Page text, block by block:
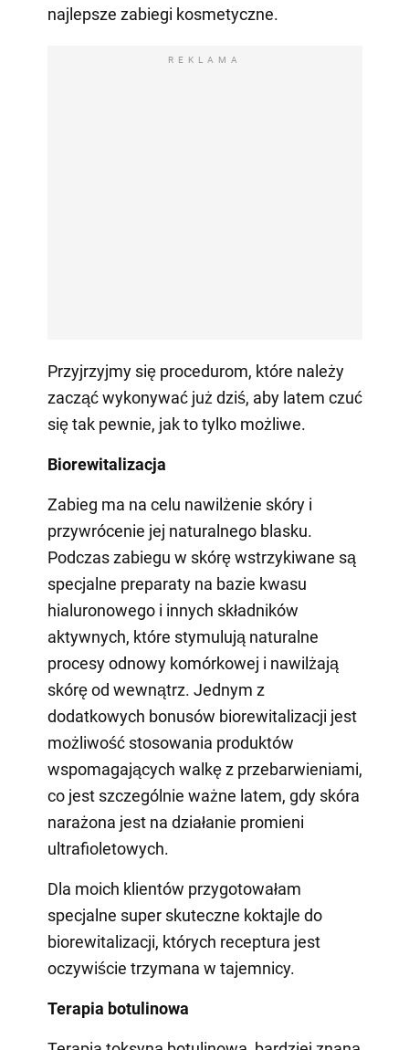
najlepsze zabiegi kosmetyczne.
REKLAMA
Przyjrzyjmy się procedurom, które należy
zacząć wykonywać już dziś, aby latem czuć
się tak pewnie, jak to tylko możliwe.
Biorewitalizacja
Zabieg ma na celu nawilżenie skóry i
przywrócenie jej naturalnego blasku.
Podczas zabiegu w skórę wstrzykiwane są
specjalne preparaty na bazie kwasu
hialuronowego i innych składników
aktywnych, które stymulują naturalne
procesy odnowy komórkowej i nawilżają
skórę od wewnątrz. Jednym z
dodatkowych bonusów biorewitalizacji jest
możliwość stosowania produktów
wspomagających walkę z przebarwieniami,
co jest szczególnie ważne latem, gdy skóra
narażona jest na działanie promieni
ultrafioletowych.
Dla moich klientów przygotowałam
specjalne super skuteczne koktajle do
biorewitalizacji, których receptura jest
oczywiście trzymana w tajemnicy.
Terapia botulinowa